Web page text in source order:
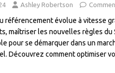
Ashley Robertson
référencement évolue à vitesse
maîtriser les nouvelles règles du
pour se démarquer dans un
Découvrez comment optimiser